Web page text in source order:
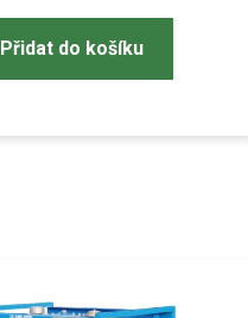
Přidat do košíku